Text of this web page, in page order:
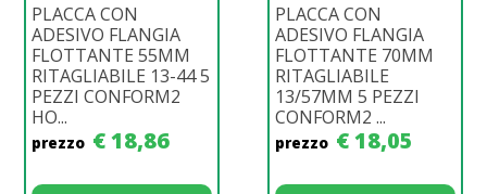
PLACCA CON
ADESIVO FLANGIA
FLOTTANTE 55MM
RITAGLIABILE 13-44 5
PEZZI CONFORM2
HO...
prezzo € 18,86
PLACCA CON
ADESIVO FLANGIA
FLOTTANTE 70MM
RITAGLIABILE
13/57MM 5 PEZZI
CONFORM2 ...
prezzo € 18,05